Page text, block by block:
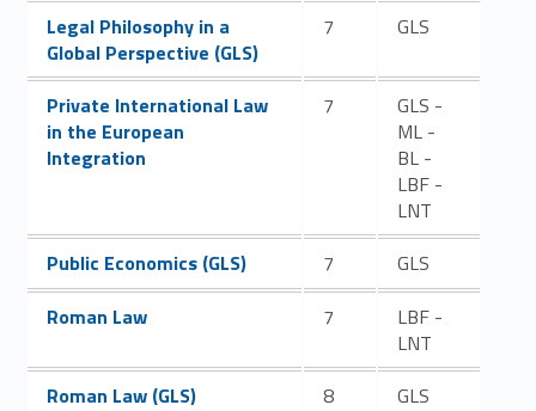
Link identifier #identifier__194098-55
Legal Philosophy in a
Global Perspective (GLS)
7 GLS
Link identifier #identifier__172018-56
Private International Law
in the European
Integration
7
GLS -
ML -
BL -
LBF -
LNT
Link identifier #identifier__24191-57
Public Economics (GLS) 7
GLS
Link identifier #identifier__141996-58
Roman Law 7
LBF -
LNT
Link identifier #identifier__174869-59
Roman Law (GLS) 8
GLS